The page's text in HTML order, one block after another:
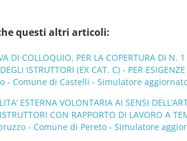
questi altri articoli:
DI COLLOQUIO, PER LA COPERTURA DI
ISTRUTTORI (EX CAT. C) - PER
- Comune di Castelli - Simulatore
ESTERNA VOLONTARIA AI SENSI
CON RAPPORTO DI LAVORO A
- Comune di Pereto - Simulatore